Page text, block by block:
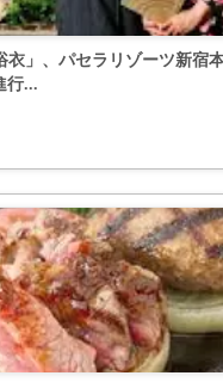
衣」、パセラリゾーツ新宿
行...